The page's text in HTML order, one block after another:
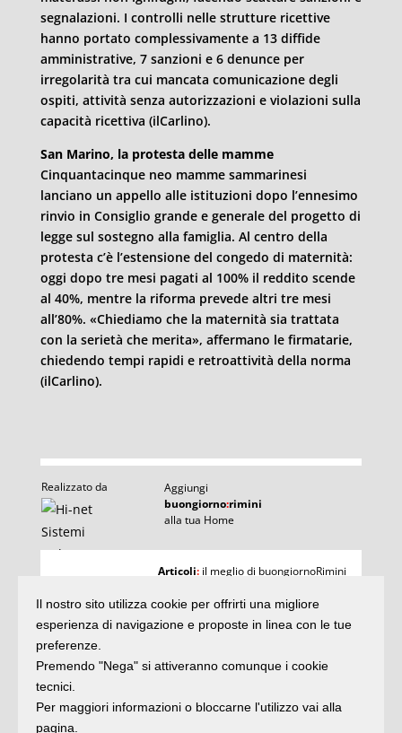
segnalazioni. I controlli nelle strutture ricettive
hanno portato complessivamente a 13 diffide
amministrative, 7 sanzioni e 6 denunce per
irregolarità tra cui mancata comunicazione degli
ospiti, attività senza autorizzazioni e violazioni sulla
capacità ricettiva (ilCarlino).
San Marino, la protesta delle mamme
Cinquantacinque neo mamme sammarinesi
lanciano un appello alle istituzioni dopo l’ennesimo
rinvio in Consiglio grande e generale del progetto di
legge sul sostegno alla famiglia. Al centro della
protesta c’è l’estensione del congedo di maternità:
oggi dopo tre mesi pagati al 100% il reddito scende
al 40%, mentre la riforma prevede altri tre mesi
all’80%. «Chiediamo che la maternità sia trattata
con la serietà che merita», affermano le firmatarie,
chiedendo tempi rapidi e retroattività della norma
(ilCarlino).
Realizzato da
Aggiungi
buongiorno:rimini
alla tua Home
Articoli
e rubricheIArticoli: il meglio di buongiornoRimini
Argomenti
la storia delle notizie
Iscrivitialla newsletter Privacy
Il nostro sito utilizza cookie per offrirti una migliore
esperienza di navigazione e proposte in linea con le tue
preferenze.
Premendo "Nega" si attiveranno comunque i cookie
tecnici.
Per maggiori informazioni o bloccarne l'utilizzo vai alla
pagina.